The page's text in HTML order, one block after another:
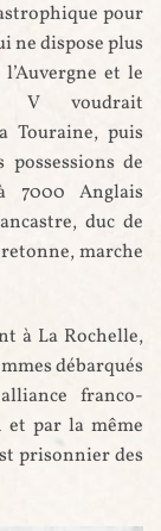
pour
ne dispose plus
et le
V voudrait
Touraine, puis
de
7000 Anglais
duc de
marche
à La Rochelle,
débarqués
franco-
et par la même
prisonnier des